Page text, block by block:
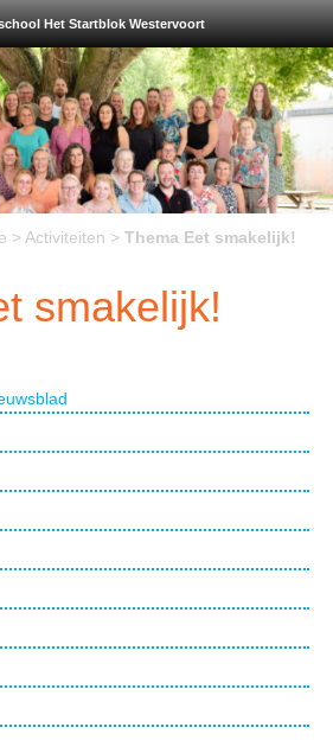
Het Startblok Westervoort
> Activiteiten > Thema Eet smakelijk!
smakelijk!